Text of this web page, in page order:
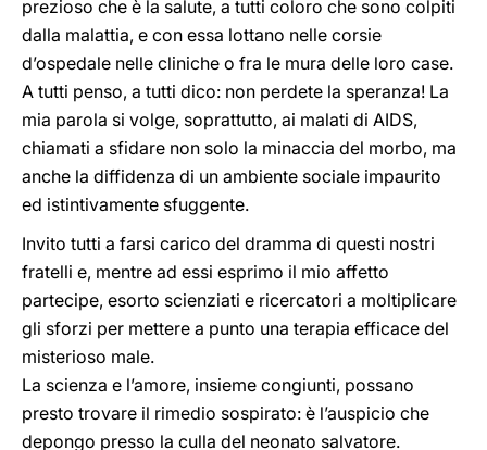
prezioso che è la salute, a tutti coloro che sono colpiti
dalla malattia, e con essa lottano nelle corsie
d’ospedale nelle cliniche o fra le mura delle loro case.
A tutti penso, a tutti dico: non perdete la speranza! La
mia parola si volge, soprattutto, ai malati di AIDS,
chiamati a sfidare non solo la minaccia del morbo, ma
anche la diffidenza di un ambiente sociale impaurito
ed istintivamente sfuggente.
Invito tutti a farsi carico del dramma di questi nostri
fratelli e, mentre ad essi esprimo il mio affetto
partecipe, esorto scienziati e ricercatori a moltiplicare
gli sforzi per mettere a punto una terapia efficace del
misterioso male.
La scienza e l’amore, insieme congiunti, possano
presto trovare il rimedio sospirato: è l’auspicio che
depongo presso la culla del neonato salvatore.